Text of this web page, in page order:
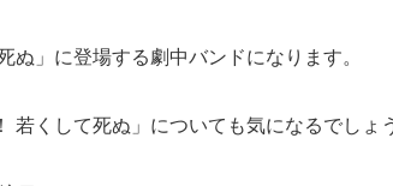
ぬ」に登場する劇中バンドになります。
若くして死ぬ」についても気になるでしょ